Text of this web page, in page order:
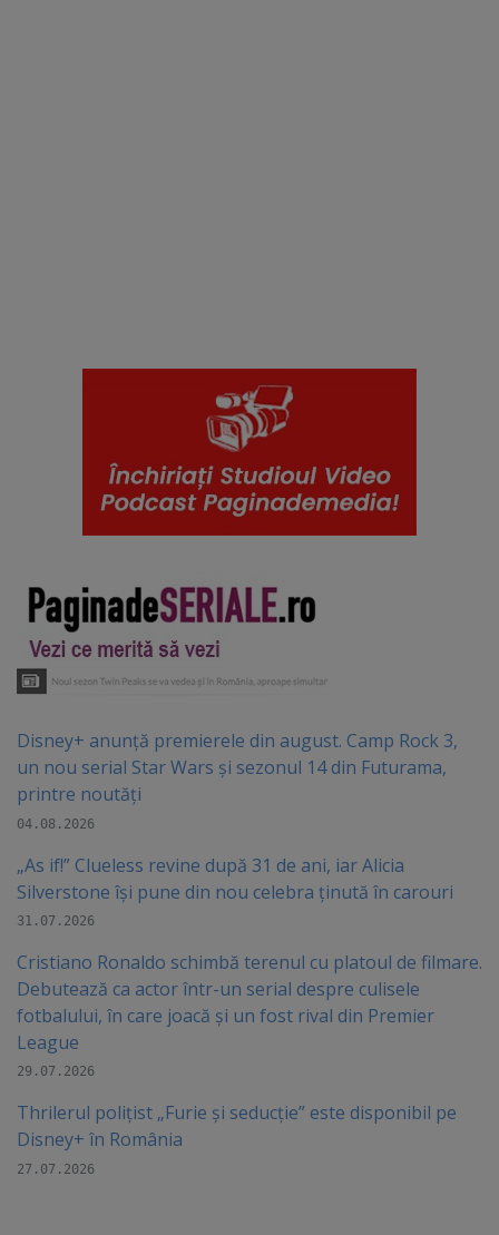
Disney+ anunță premierele din august. Camp Rock 3,
un nou serial Star Wars și sezonul 14 din Futurama,
printre noutăți
04.08.2026
„As if!” Clueless revine după 31 de ani, iar Alicia
Silverstone își pune din nou celebra ținută în carouri
31.07.2026
Cristiano Ronaldo schimbă terenul cu platoul de filmare.
Debutează ca actor într-un serial despre culisele
fotbalului, în care joacă şi un fost rival din Premier
League
29.07.2026
Thrilerul polițist „Furie și seducție” este disponibil pe
Disney+ în România
27.07.2026